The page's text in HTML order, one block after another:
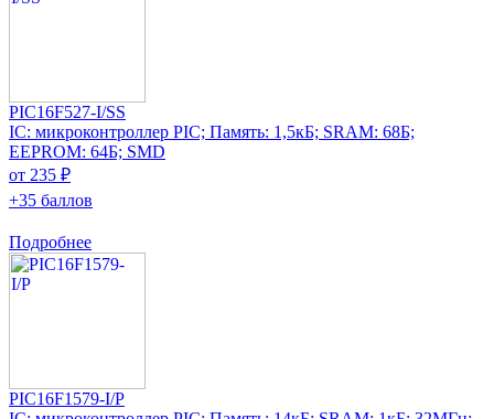
PIC16F527-I/SS
IC: микроконтроллер PIC; Память: 1,5кБ; SRAM: 68Б;
EEPROM: 64Б; SMD
от 235 ₽
+35 баллов
Подробнее
PIC16F1579-I/P